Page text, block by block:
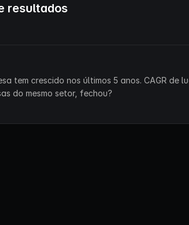
resultados
tem crescido nos últimos 5 anos. CAGR de
do mesmo setor, fechou?